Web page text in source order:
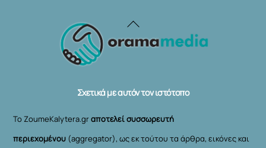
Back
To
Σχετικά με αυτόν τον ιστότοπο
Το ZoumeKalytera.grαποτελεί συσσωρευτή
περιεχομένου (aggregator), ως εκ τούτου τα άρθρα, εικόνες και